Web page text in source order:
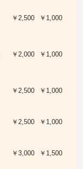
￥2,500 ￥1,000
￥2,000 ￥1,000
￥2,500 ￥1,000
￥2,500 ￥1,000
￥3,000 ￥1,500